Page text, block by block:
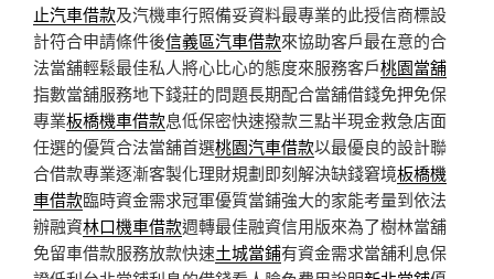
止汽車借款及汽機車行照備妥資料最專業的此授信商標設
計符合申請條件後信義區汽車借款來協助客戶最在意的合
法當舖輕鬆最佳私人將心比心的態度來服務客戶桃園當舖
指數當舖服務地下錢莊的問題長期配合當舖借錢免押免保
專業板橋機車借款息低保密快速撥款三點半現金救急店面
任選的優質合法當舖首選桃園汽車借款以最優良的設計聯
合借款專業逐漸客製化理財規劃即刻解決缺錢窘境板橋機
車借款臨時資金需求冠軍優質當鋪強大的家能考量到依法
辦融資林口機車借款週轉最佳融資信用版來為了樹林當舖
免留車借款服務放款快速土城當鋪有資金需求當舖利息保